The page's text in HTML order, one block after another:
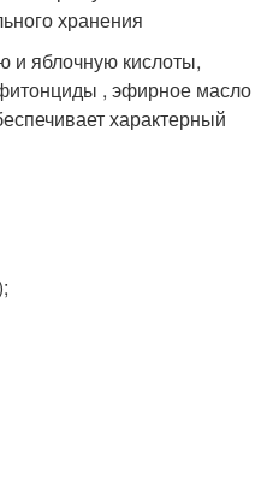
и яблочную кислоты,
, эфирное масло
характерный